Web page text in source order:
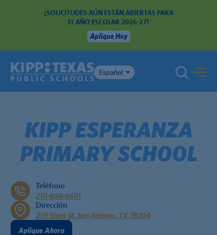
¡SOLICITUDES AÚN ESTÁN ABIERTAS PARA
EL AÑO ESCOLAR 2026-27!
Aplique Hoy
Español
KIPP ESPERANZA
PRIMARY SCHOOL
Teléfono
210-888-6601
Dirección
239 Stark St. San Antonio, TX 78204
Aplique Ahora